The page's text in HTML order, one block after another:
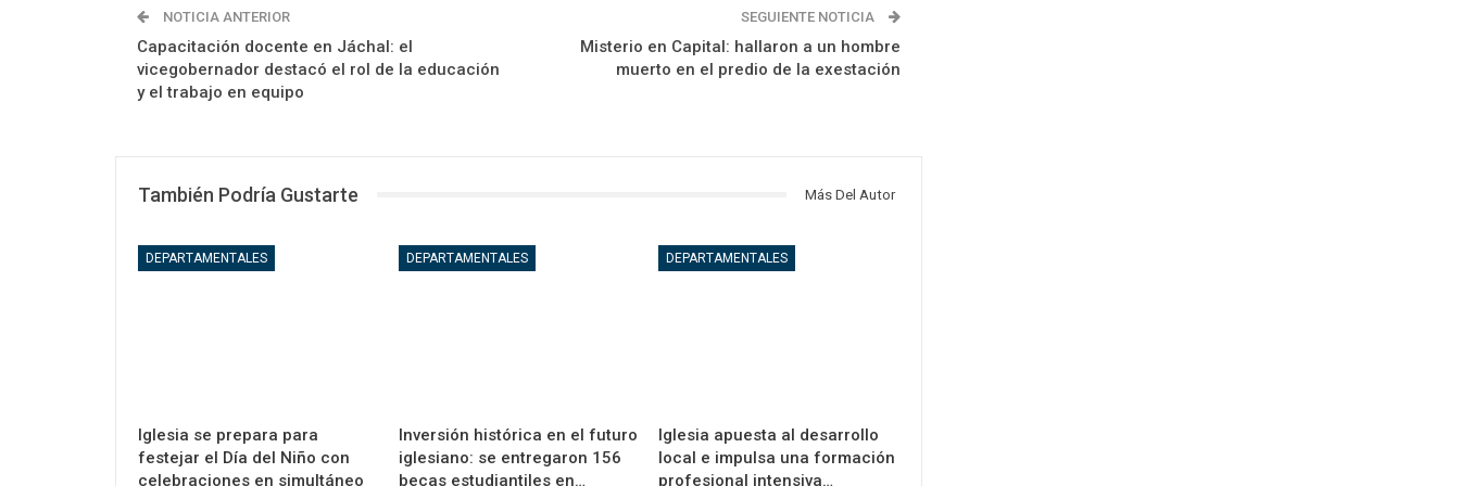
NOTICIA ANTERIOR
Capacitación docente en Jáchal: el
vicegobernador destacó el rol de la educación
y el trabajo en equipo
SEGUIENTE NOTICIA
Misterio en Capital: hallaron a un hombre
muerto en el predio de la exestación
También Podría Gustarte Más Del Autor
DEPARTAMENTALES
Iglesia se prepara para
festejar el Día del Niño con
celebraciones en simultáneo
DEPARTAMENTALES
Inversión histórica en el futuro
iglesiano: se entregaron 156
becas estudiantiles en…
DEPARTAMENTALES
Iglesia apuesta al desarrollo
local e impulsa una formación
profesional intensiva…